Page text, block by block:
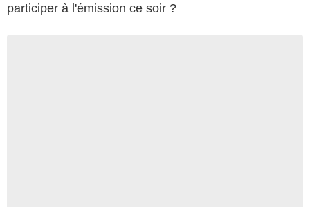
participer à l'émission ce soir ?